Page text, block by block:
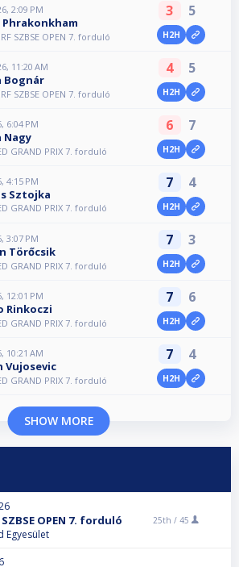
2:09 PM
Phrakonkham
SZBSE OPEN 7. forduló
3 5
H2H
11:20 AM
Bognár
SZBSE OPEN 7. forduló
4 5
H2H
6:04 PM
Nagy
GRAND PRIX 7. forduló
6 7
H2H
4:15 PM
Sztojka
GRAND PRIX 7. forduló
7 4
H2H
3:07 PM
Törőcsik
GRAND PRIX 7. forduló
7 3
H2H
12:01 PM
Rinkoczi
GRAND PRIX 7. forduló
7 6
H2H
10:21 AM
Vujosevic
GRAND PRIX 7. forduló
7 4
H2H
SHOW MORE
SZBSE OPEN 7. forduló
Egyesület
25th / 45